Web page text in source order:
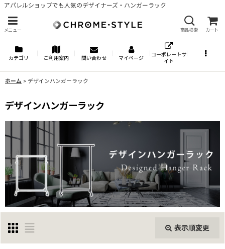
アパレルショップでも人気のデザイナーズ・ハンガーラック
メニュー 商品検索 カート
カテゴリ ご利用案内 問い合わせ マイページ
コーポレートサ
イト
ホーム > デザインハンガーラック
デザインハンガーラック
表示順変更